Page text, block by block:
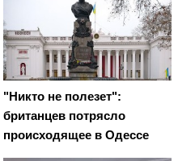
"Никто не полезет":
британцев потрясло
происходящее в Одессе